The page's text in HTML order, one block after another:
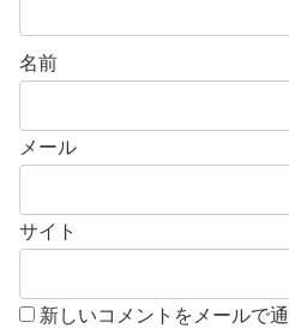
名前
メール
サイト
新しいコメントをメールで